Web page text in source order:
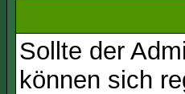
Sollte der
können sich